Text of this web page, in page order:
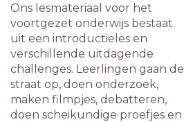
Ons lesmateriaal voor het
voortgezet onderwijs bestaat
uit een introductieles en
verschillende uitdagende
challenges. Leerlingen gaan de
straat op, doen onderzoek,
maken filmpjes, debatteren,
doen scheikundige proefjes en